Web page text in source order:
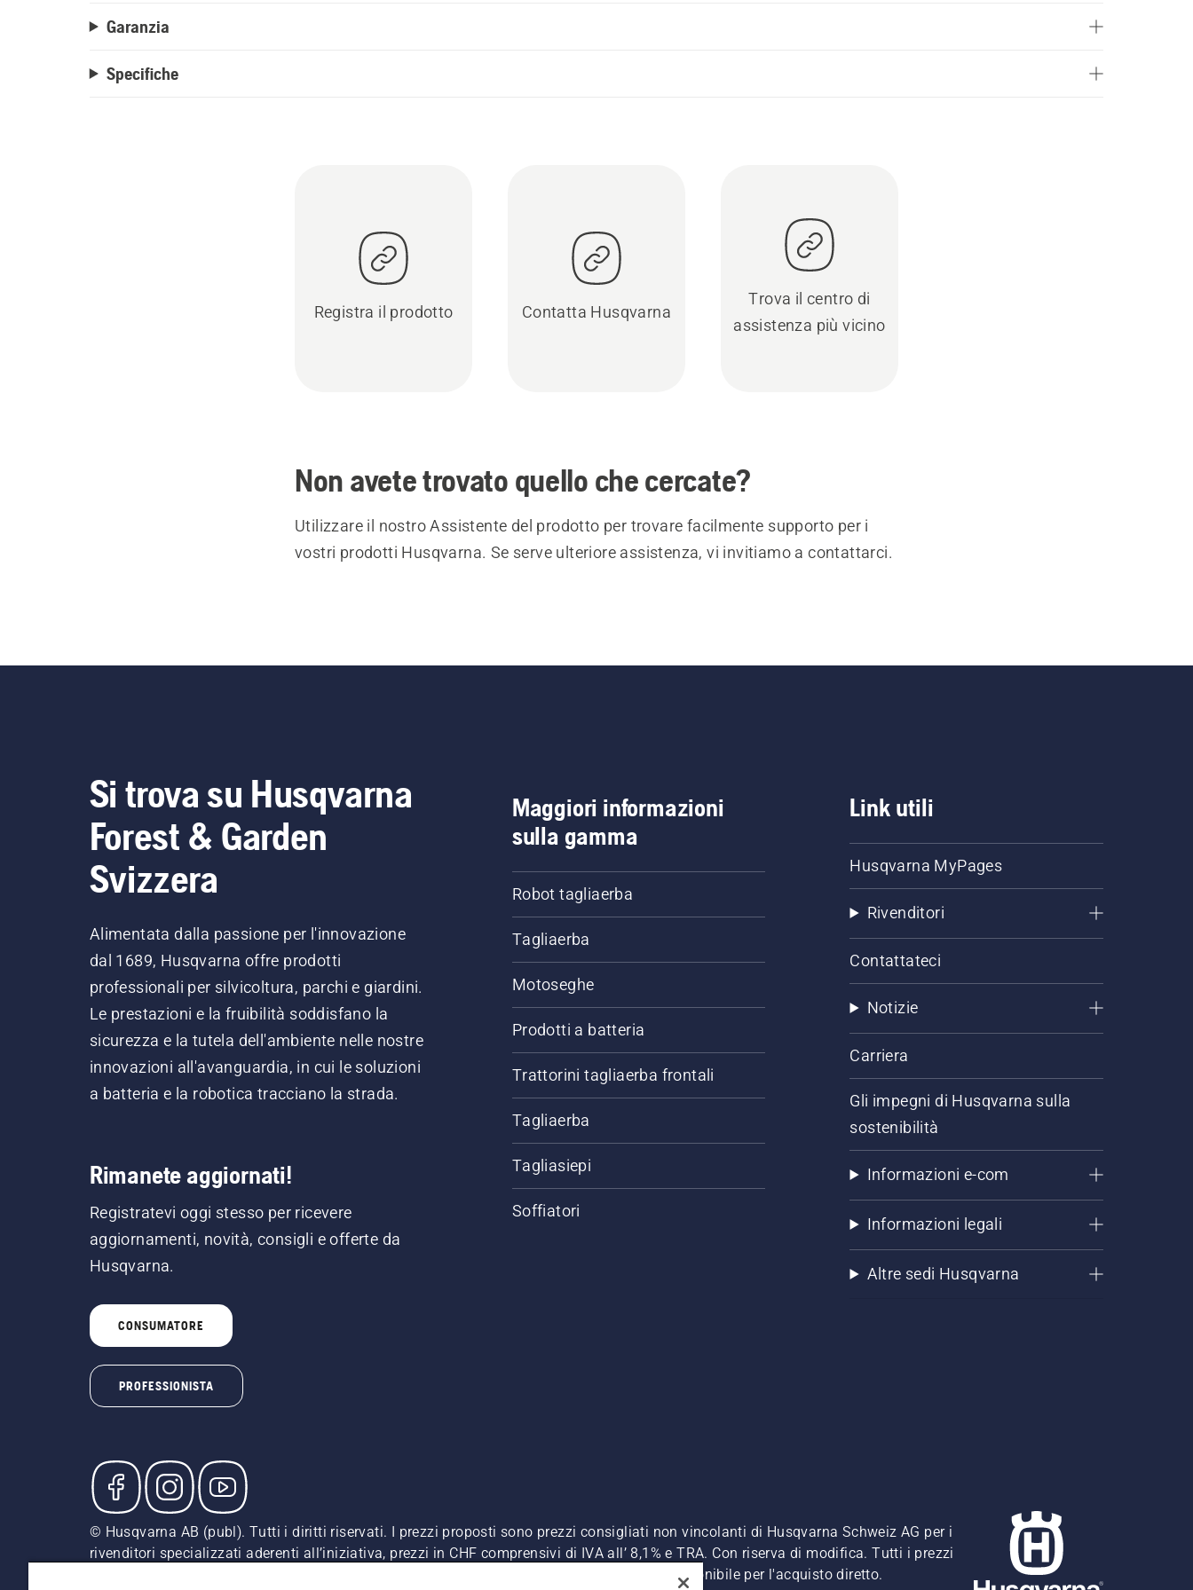
Garanzia
Specifiche
Registra il prodotto Contatta Husqvarna
Trova il centro di
assistenza più vicino
Non avete trovato quello che cercate?
Utilizzare il nostro Assistente del prodotto per trovare facilmente supporto per i
vostri prodotti Husqvarna. Se serve ulteriore assistenza, vi invitiamo a contattarci.
Si trova su Husqvarna
Forest & Garden
Svizzera
Alimentata dalla passione per l'innovazione
dal 1689, Husqvarna offre prodotti
professionali per silvicoltura, parchi e giardini.
Le prestazioni e la fruibilità soddisfano la
sicurezza e la tutela dell'ambiente nelle nostre
innovazioni all'avanguardia, in cui le soluzioni
a batteria e la robotica tracciano la strada.
Rimanete aggiornati!
Registratevi oggi stesso per ricevere
aggiornamenti, novità, consigli e offerte da
Husqvarna.
CONSUMATORE
PROFESSIONISTA
Maggiori informazioni
sulla gamma
Robot tagliaerba
Tagliaerba
Motoseghe
Prodotti a batteria
Trattorini tagliaerba frontali
Tagliaerba
Tagliasiepi
Soffiatori
Link utili
Husqvarna MyPages
Rivenditori
Contattateci
Notizie
Carriera
Gli impegni di Husqvarna sulla
sostenibilità
Informazioni e-com
Informazioni legali
Altre sedi Husqvarna
© Husqvarna AB (publ). Tutti i diritti riservati. I prezzi proposti sono prezzi consigliati non vincolanti di Husqvarna Schweiz AG per i
rivenditori specializzati aderenti all’iniziativa, prezzi in CHF comprensivi di IVA all’ 8,1% e TRA. Con riserva di modifica. Tutti i prezzi
indicati sono prezzi al dettaglio consigliati (IVA inclusa), a meno che il prodotto non sia disponibile per l'acquisto diretto.